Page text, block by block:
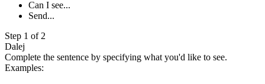
Can I see...
Send...
Step 1 of 2
Dalej
Complete the sentence by specifying what you'd like to see.
Examples: